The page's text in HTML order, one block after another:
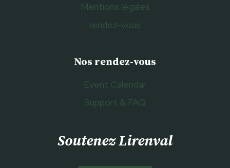
Mentions légales
rendez-vous
Nos rendez-vous
Event Calendar
Support & FAQ
Soutenez Lirenval